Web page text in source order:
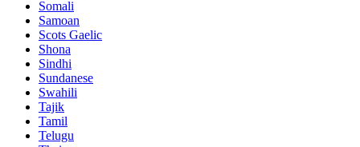
Somali
Samoan
Scots Gaelic
Shona
Sindhi
Sundanese
Swahili
Tajik
Tamil
Telugu